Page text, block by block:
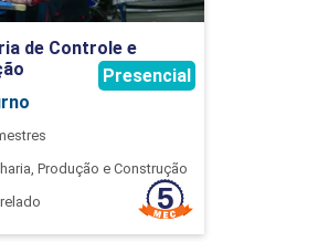
120
II
de Controle e
Presencial
Produção e Construção
para Inscrição